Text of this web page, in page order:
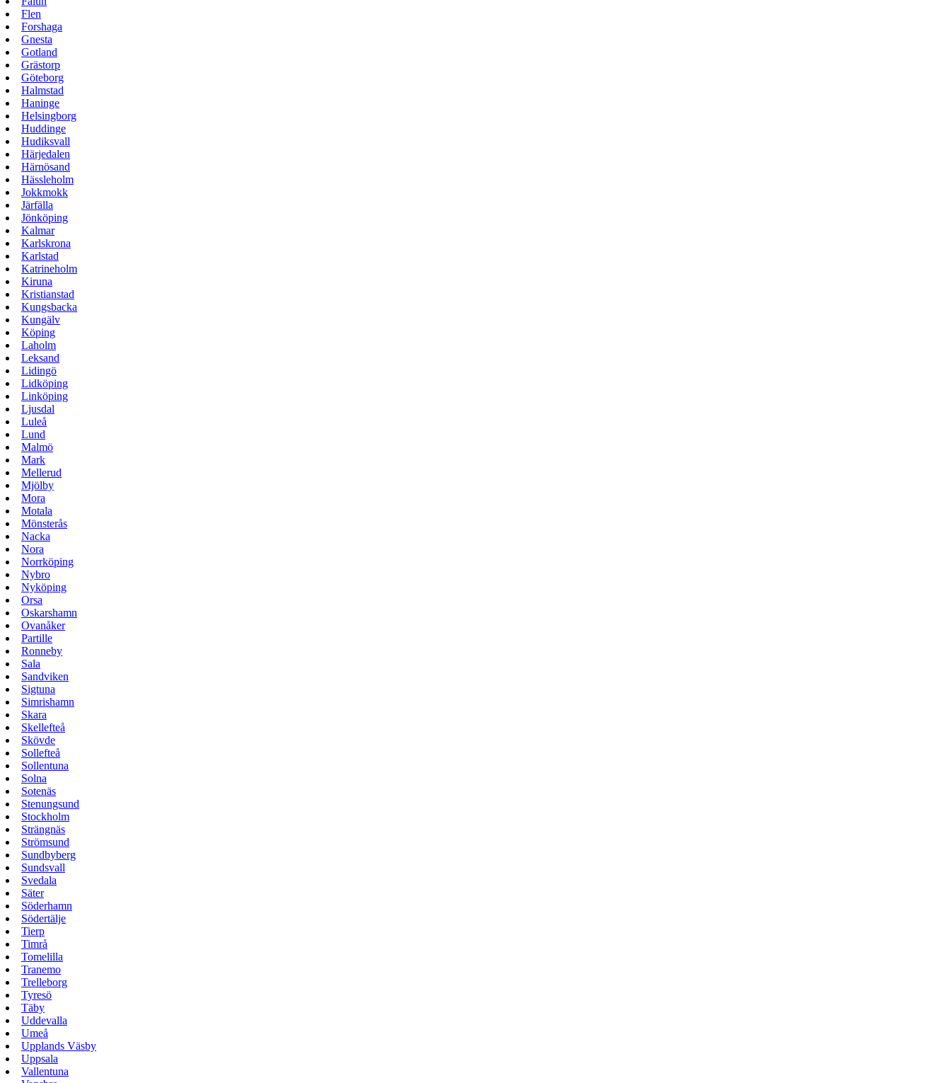
Flen
Forshaga
Gnesta
Gotland
Grästorp
Göteborg
Halmstad
Haninge
Helsingborg
Huddinge
Hudiksvall
Härjedalen
Härnösand
Hässleholm
Jokkmokk
Järfälla
Jönköping
Kalmar
Karlskrona
Karlstad
Katrineholm
Kiruna
Kristianstad
Kungsbacka
Kungälv
Köping
Laholm
Leksand
Lidingö
Lidköping
Linköping
Ljusdal
Luleå
Lund
Malmö
Mark
Mellerud
Mjölby
Mora
Motala
Mönsterås
Nacka
Nora
Norrköping
Nybro
Nyköping
Orsa
Oskarshamn
Ovanåker
Partille
Ronneby
Sala
Sandviken
Sigtuna
Simrishamn
Skara
Skellefteå
Skövde
Sollefteå
Sollentuna
Solna
Sotenäs
Stenungsund
Stockholm
Strängnäs
Strömsund
Sundbyberg
Sundsvall
Svedala
Säter
Söderhamn
Södertälje
Tierp
Timrå
Tomelilla
Tranemo
Trelleborg
Tyresö
Täby
Uddevalla
Umeå
Upplands Väsby
Uppsala
Vallentuna